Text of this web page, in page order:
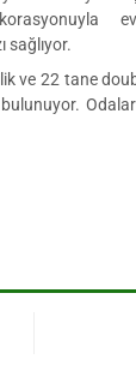
ev
sağlıyor.
ve 22 tane
Park Suite
Kahvaltı, açık
yiyecekler
bir başlangıç
merkezde